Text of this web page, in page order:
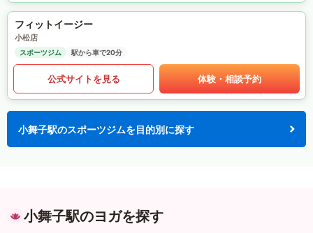
フィットイージー
小松店
スポーツジム 駅から車で20分
公式サイトを見る 体験・相談予約
小舞子駅のスポーツジムを目的別に探す
小舞子駅のヨガを探す